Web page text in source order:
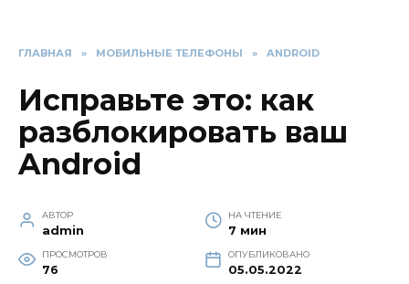
ГЛАВНАЯ » МОБИЛЬНЫЕ ТЕЛЕФОНЫ » ANDROID
Исправьте это: как
разблокировать ваш
Android
АВТОР
admin
НА ЧТЕНИЕ
7 мин
ПРОСМОТРОВ
76
ОПУБЛИКОВАНО
05.05.2022